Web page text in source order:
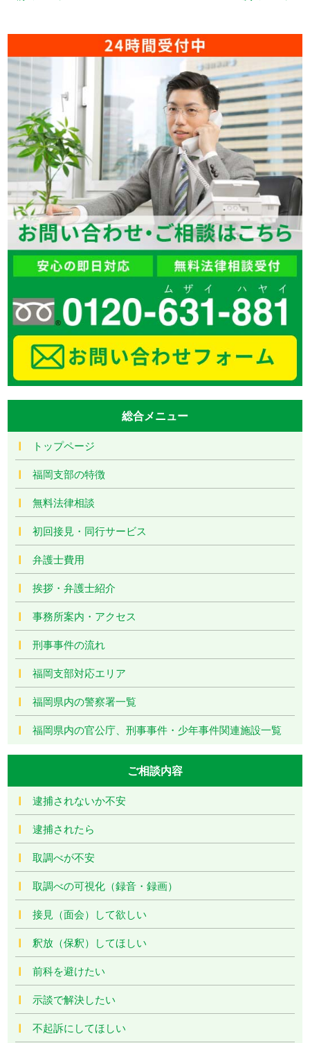
総合メニュー
トップページ
福岡支部の特徴
無料法律相談
初回接見・同行サービス
弁護士費用
挨拶・弁護士紹介
事務所案内・アクセス
刑事事件の流れ
福岡支部対応エリア
福岡県内の警察署一覧
福岡県内の官公庁、刑事事件・少年事件関連施設一覧
ご相談内容
逮捕されないか不安
逮捕されたら
取調べが不安
取調べの可視化（録音・録画）
接見（面会）して欲しい
釈放（保釈）してほしい
前科を避けたい
示談で解決したい
不起訴にしてほしい